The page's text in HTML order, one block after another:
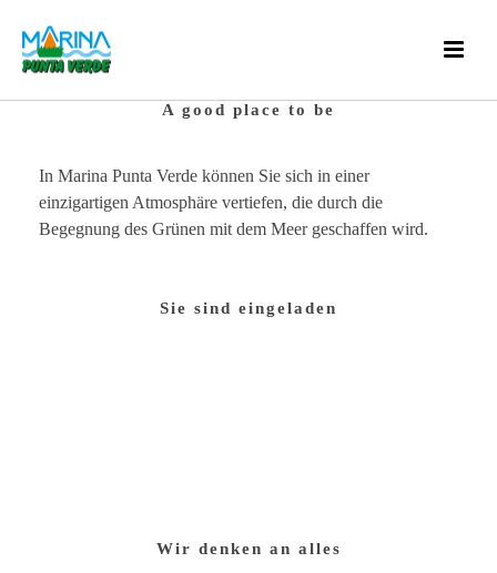
A good place to be
In Marina Punta Verde können Sie sich in einer
einzigartigen Atmosphäre vertiefen, die durch die
Begegnung des Grünen mit dem Meer geschaffen wird.
Sie sind eingeladen
Wir denken an alles